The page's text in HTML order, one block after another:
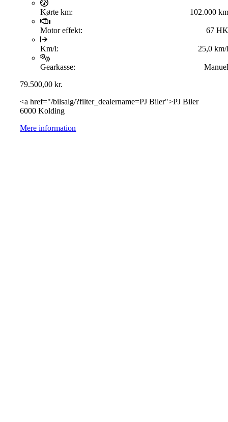
Kørte km: 102.000 km
Motor effekt: 67 HK
Km/l: 25,0 km/l
Gearkasse:
Manuel
79.500,00kr.
<a href="/bilsalg/?filter_dealername=PJ Biler">PJ Biler
6000 Kolding
Mere information